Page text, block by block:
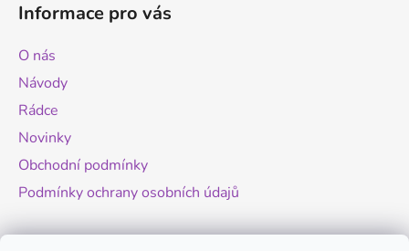
Informace pro vás
O nás
Návody
Rádce
Novinky
Obchodní podmínky
Podmínky ochrany osobních údajů